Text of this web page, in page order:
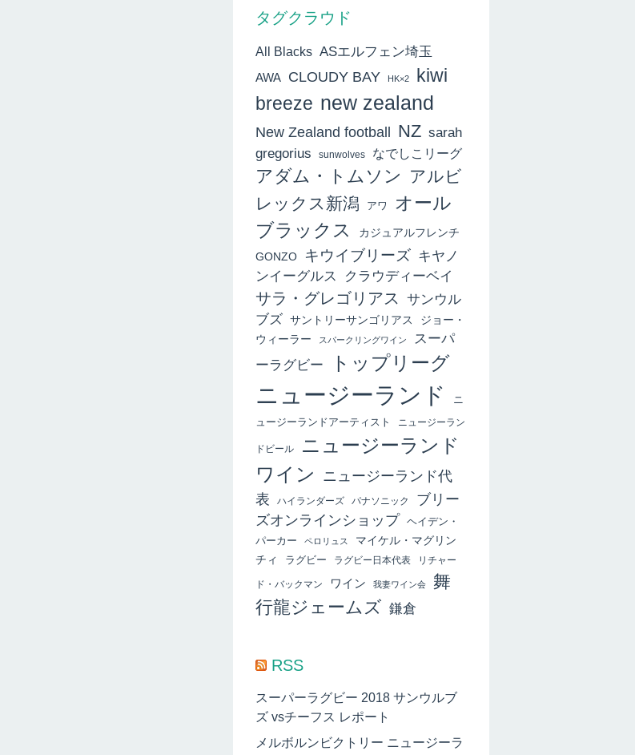
タグクラウド
All Blacks ASエルフェン埼玉
AWA CLOUDY BAY HK×2
kiwi
breeze new zealand
New Zealand football NZ sarah
gregorius
sunwolves なでしこリーグ
アダム・トムソン
アルビ
レックス新潟
アワ
オール
ブラックス
カジュアルフレンチ
GONZO
キウイブリーズ キヤノ
ンイーグルス
クラウディーベイ
サラ・グレゴリアス
サンウル
ブズ サントリーサンゴリアス
ジョー・
ウィーラー
スパークリングワイン
スーパ
ーラグビー
トップリーグ
ニュージーランド
ニ
ュージーランドアーティスト
ニュージーラン
ドビール
ニュージーランド
ワイン
ニュージーランド代
表
ハイランダーズ パナソニック
ブリー
ズオンラインショップ ヘイデン・
パーカー
ペロリュス
マイケル・マグリン
チィ
ラグビー ラグビー日本代表 リチャー
ド・バックマン ワイン 我妻ワイン会
舞
行龍ジェームズ 鎌倉
RSS
スーパーラグビー 2018 サンウルブ
ズ vsチーフス レポート
メルボルンビクトリー ニュージーラ